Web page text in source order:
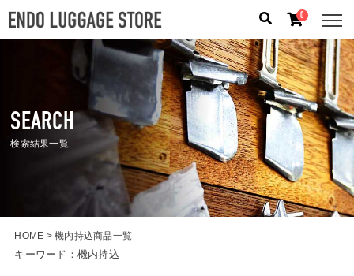
人気のキーワード： 誕生日プレゼント/ フリクエン タ
機内持込
カテゴリから探す
ブランドから探す
容量から探す
泊数から探す
0
SEARCH
検索結果一覧
HOME 機内持込商品一覧
キーワード： 機内持込